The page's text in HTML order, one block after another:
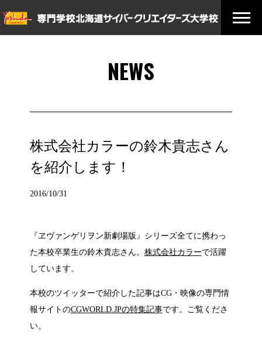
NEWS
株式会社カラーの鈴木貴志さん
を紹介します！
2016/10/31
『ヱヴァンゲリヲン新劇場版』シリーズ全てに携わっ
た本校卒業生の鈴木貴志さん。 株式会社カラーで活躍
しています。
本校のツイッターで紹介した記事はCG・映像の専門情
報サイトのCGWORLD.JPの特集記事です。ご覧くださ
い。